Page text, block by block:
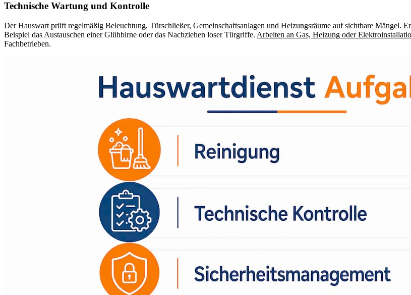
Technische Wartung und Kontrolle
Der Hauswart prüft regelmäßig Beleuchtung, Türschließer, Gemeinschaftsanlagen und Heizungsräume auf sichtbare
Beispiel das Austauschen einer Glühbirne oder das Nachziehen loser Türgriffe. Arbeiten an Gas, Heizung oder
Fachbetrieben.